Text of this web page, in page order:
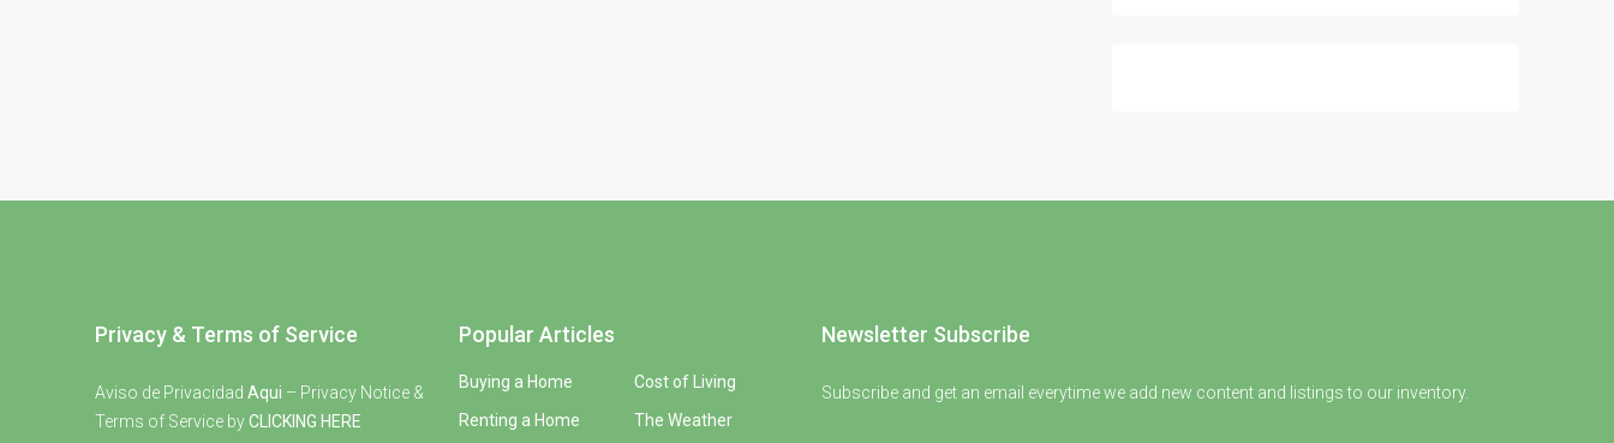
Privacy & Terms of Service
Aviso de Privacidad Aqui – Privacy Notice &
Terms of Service byCLICKING HERE
Popular Articles
Buying a Home
Renting a Home
Cost of Living
The Weather
Newsletter Subscribe
Subscribe and get an email everytime we add new content and listings to our inventory.